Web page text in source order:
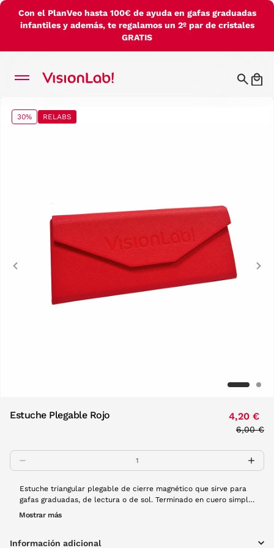
Con el PlanVeo hasta 100€ de ayuda en gafas graduadas
infantiles y además, te regalamos un 2º par de cristales
GRATIS
30% RELABS
Previous
Estuche Plegable Rojo 4,20 €
Price
6,00 €
Estuche triangular plegable de cierre magnético que sirve para
gafas graduadas, de lectura o de sol. Terminado en cuero simple
con nuestro logo Visionlab embebido en el frontal. Interior de
ámplia variedad de colores. Dimensiones desplegado: 67 mm
Mostrar más
Información adicional